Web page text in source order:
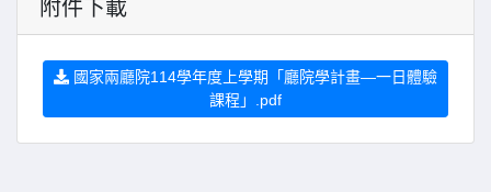
附件下載
國家兩廳院114學年度上學期「廳院學計畫—一日體驗
課程」.pdf